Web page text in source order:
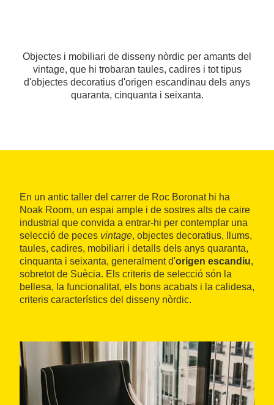
Objectes i mobiliari de disseny nòrdic per amants del
vintage, que hi trobaran taules, cadires i tot tipus
d'objectes decoratius d'origen escandinau dels anys
quaranta, cinquanta i seixanta.
En un antic taller del carrer de Roc Boronat hi ha
Noak Room, un espai ample i de sostres alts de caire
industrial que convida a entrar-hi per contemplar una
selecció de peces vintage, objectes decoratius, llums,
taules, cadires, mobiliari i detalls dels anys quaranta,
cinquanta i seixanta, generalment d'origen escandiu,
sobretot de Suècia. Els criteris de selecció són la
bellesa, la funcionalitat, els bons acabats i la calidesa,
criteris característics del disseny nòrdic.